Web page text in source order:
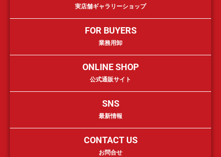
実店舗ギャラリーショップ
FOR BUYERS
業務用卸
ONLINE SHOP
公式通販サイト
SNS
最新情報
CONTACT US
お問合せ